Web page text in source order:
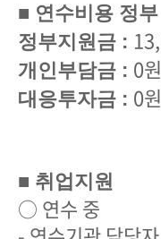
■ 연수비용 정부
정부지원금 :
개인부담금 : 0원
대응투자금 : 0원
■ 취업지원
○ 연수 중